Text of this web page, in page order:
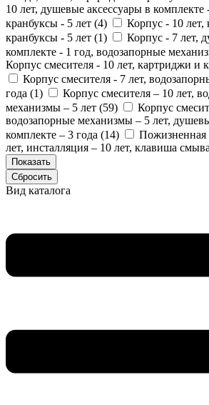
10 лет, душевые аксессуары в
кранбуксы - 5 лет (4)
Корпус - 10 лет,
кранбуксы - 5 лет (1)
Корпус - 7 лет,
комплекте - 1 год, водозапорные
Корпус смесителя - 10 лет, картриджи и
Корпус смесителя - 7 лет,
года (1)
Корпус смесителя – 10 лет,
механизмы – 5 лет (59)
Корпус
водозапорные механизмы – 5 лет,
комплекте – 3 года (14) Пожизненная
лет, инсталляция – 10 лет, клавиша
Вид каталога